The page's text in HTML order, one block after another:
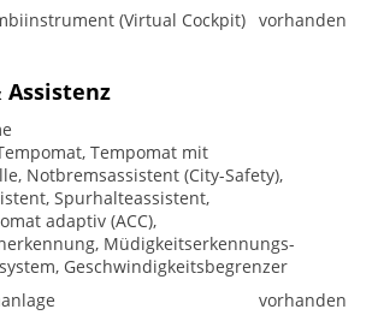
(Virtual Cockpit) vorhanden
Tempomat mit
Notbremsassistent (City-Safety),
Spurhalteassistent,
adaptiv (ACC),
Müdigkeitserkennungs-
Geschwindigkeitsbegrenzer
vorhanden